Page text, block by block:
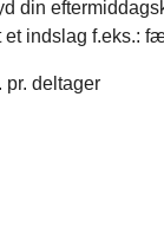
din
et indslag f.eks.:
pr. deltager